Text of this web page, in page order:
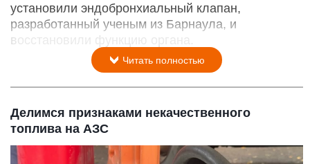
установили эндобронхиальный клапан,
разработанный ученым из Барнаула, и
восстановили функцию органа.
Читать полностью
Делимся признаками некачественного
топлива на АЗС